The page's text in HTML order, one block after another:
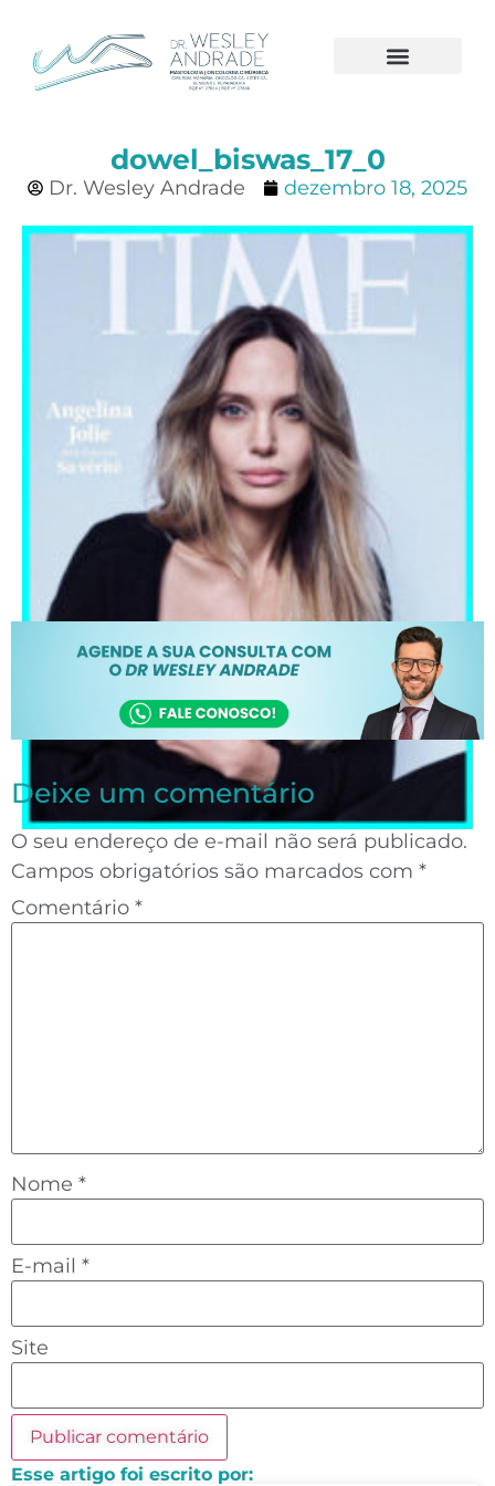
dowel_biswas_17_0
Dr. Wesley Andrade dezembro 18, 2025
Deixe um comentário
O seu endereço de e-mail não será publicado.
Campos obrigatórios são marcados com *
Comentário *
Nome *
E-mail *
Site
Esse artigo foi escrito por: